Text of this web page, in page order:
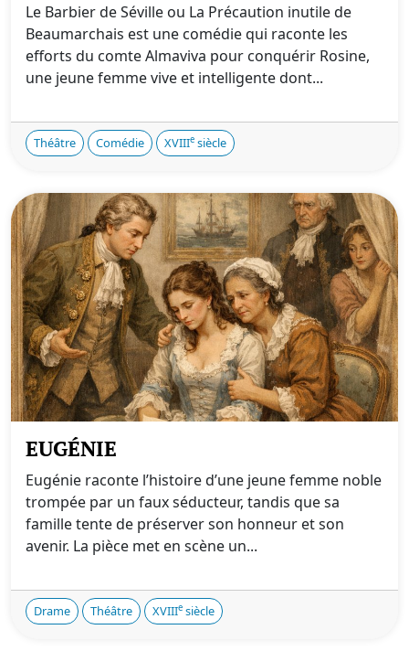
Le Barbier de Séville ou La Précaution inutile de
Beaumarchais est une comédie qui raconte les
efforts du comte Almaviva pour conquérir Rosine,
une jeune femme vive et intelligente dont...
Théâtre Comédie XVIIIe siècle
EUGÉNIE
Eugénie raconte l’histoire d’une jeune femme noble
trompée par un faux séducteur, tandis que sa
famille tente de préserver son honneur et son
avenir. La pièce met en scène un...
Drame Théâtre XVIIIe siècle